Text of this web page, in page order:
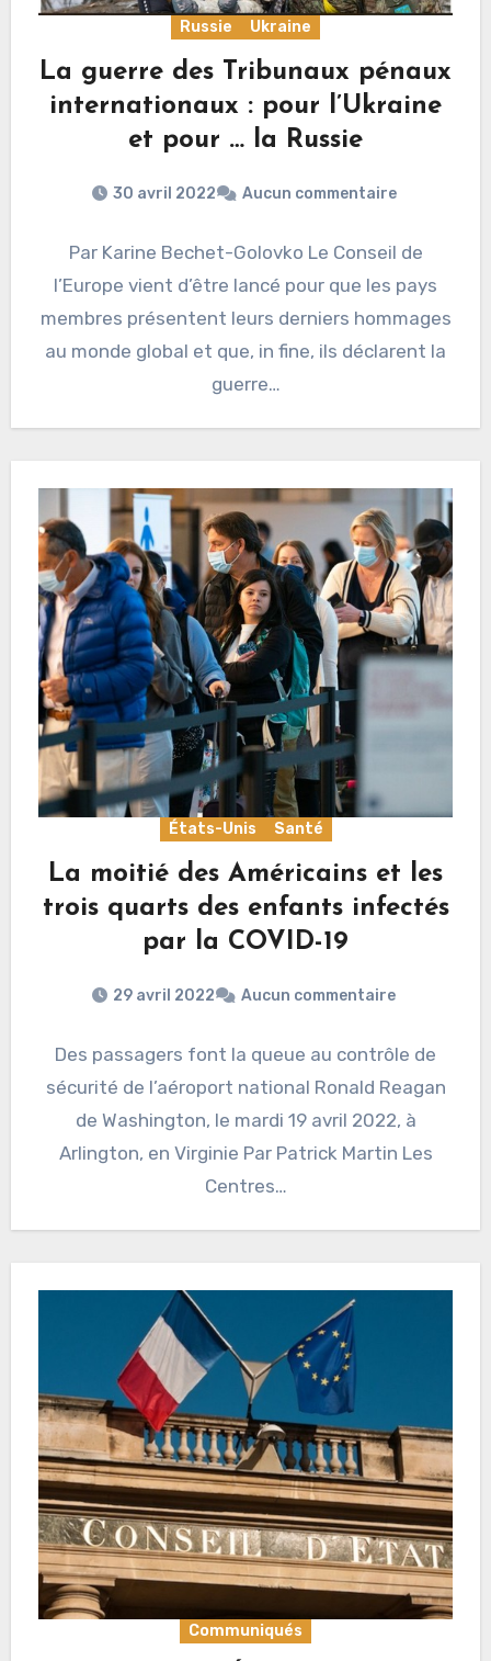
Russie Ukraine
La guerre des Tribunaux pénaux
internationaux : pour l’Ukraine
et pour … la Russie
30 avril 2022 Aucun commentaire
Par Karine Bechet-Golovko Le Conseil de
l’Europe vient d’être lancé pour que les pays
membres présentent leurs derniers hommages
au monde global et que, in fine, ils déclarent la
guerre…
États-Unis Santé
La moitié des Américains et les
trois quarts des enfants infectés
par la COVID-19
29 avril 2022 Aucun commentaire
Des passagers font la queue au contrôle de
sécurité de l’aéroport national Ronald Reagan
de Washington, le mardi 19 avril 2022, à
Arlington, en Virginie Par Patrick Martin Les
Centres…
Communiqués